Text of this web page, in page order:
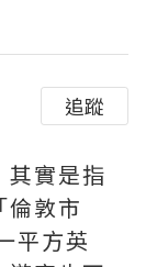
追蹤
其實是指
倫敦市
平方英